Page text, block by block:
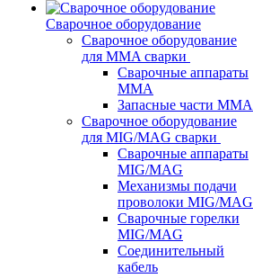
Сварочное оборудование
Сварочное оборудование
для MMA сварки
Сварочные аппараты
MMA
Запасные части MMA
Сварочное оборудование
для MIG/MAG сварки
Сварочные аппараты
MIG/MAG
Механизмы подачи
проволоки MIG/MAG
Сварочные горелки
MIG/MAG
Соединительный
кабель